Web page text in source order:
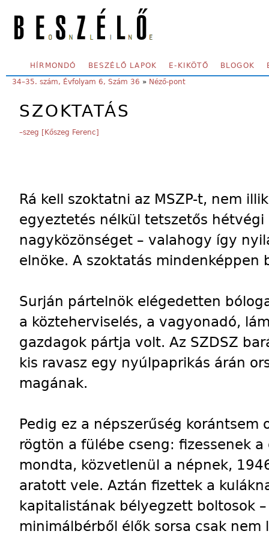
SECONDARY MENU
HÍRMONDÓ BESZÉLŐ LAPOK E-KIKÖTŐ BLOGOK
YOU ARE HERE:
34–35. szám, Évfolyam 6, Szám 36 » Néző-pont
SZOKTATÁS
–szeg [Kőszeg Ferenc]
Rá kell szoktatni az MSZP-t, nem
egyeztetés nélkül tetszetős
nagyközönséget – valahogy így
elnöke. A szoktatás mindenképpen
Surján pártelnök elégedetten
a közteherviselés, a vagyonadó,
gazdagok pártja volt. Az SZDSZ
kis ravasz egy nyúlpaprikás árán
magának.
Pedig ez a népszerűség korántsem
rögtön a fülébe cseng: fizessenek a
mondta, közvetlenül a népnek,
aratott vele. Aztán fizettek a
kapitalistának bélyegzett boltosok
minimálbérből élők sorsa csak